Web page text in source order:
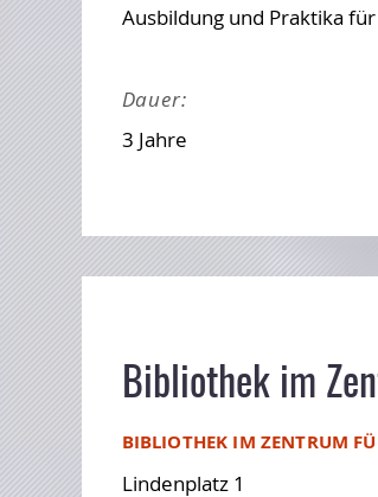
Ausbildung und Praktika
Dauer:
3 Jahre
Bibliothek im
BIBLIOTHEK IM ZENTRUM
Lindenplatz 1